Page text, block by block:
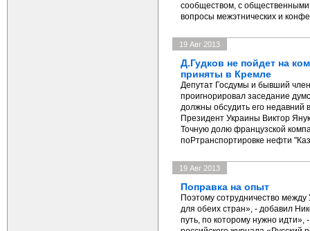
сообществом, с
вопросы межэтнических и
19 Авг 2013
Д.Гудков не пойдет на
приняты в Кремле
Депутат Госдумы и бывший
проигнорировал заседание
должны обсудить его
Президент Украины Виктор
Точную долю французской
поPтранспортировке нефти
19 Авг 2013
Поправка на опыт
Поэтому сотрудничество
для обеих стран», - добавил
путь, по которому нужно идти»,